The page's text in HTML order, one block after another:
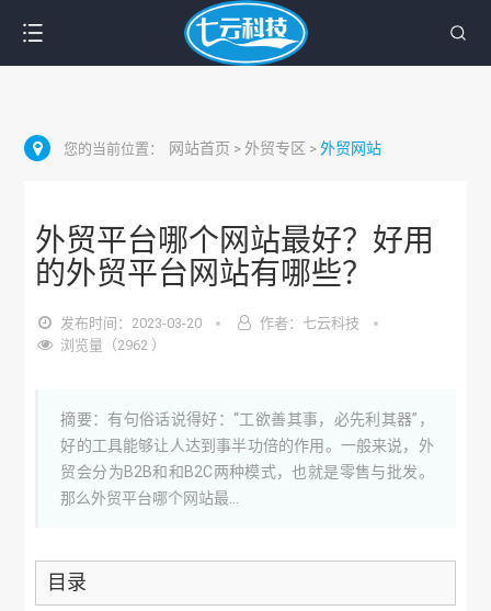
您的当前位置： 网站首页 > 外贸专区 >外贸网站
外贸平台哪个网站最好？好用
的外贸平台网站有哪些？
发布时间：2023-03-20
作者：七云科技
浏览量（2962 ）
摘要：有句俗话说得好：“工欲善其事，必先利其器”，
好的工具能够让人达到事半功倍的作用。一般来说，外
贸会分为B2B和和B2C两种模式，也就是零售与批发。
那么外贸平台哪个网站最...
目录